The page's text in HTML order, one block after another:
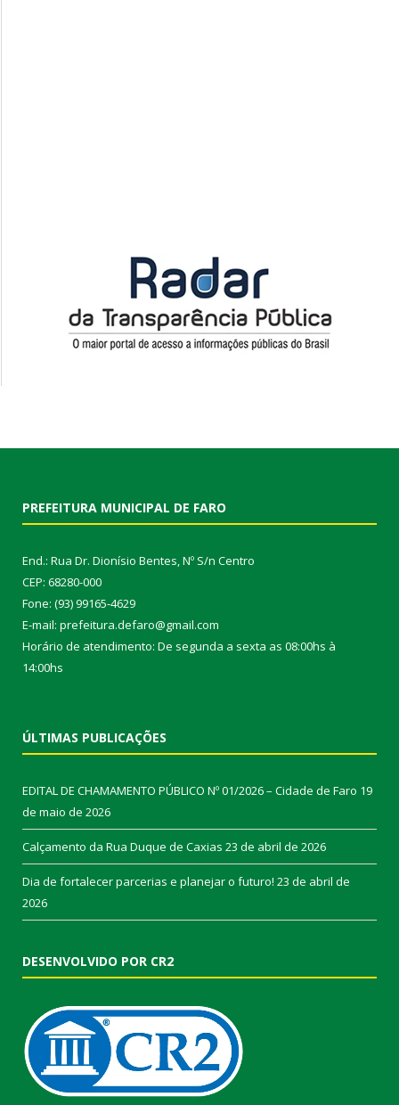
PREFEITURA MUNICIPAL DE FARO
End.: Rua Dr. Dionísio Bentes, Nº S/n Centro
CEP: 68280-000
Fone: (93) 99165-4629
E-mail: prefeitura.defaro@gmail.com
Horário de atendimento: De segunda a sexta as 08:00hs à
14:00hs
ÚLTIMAS PUBLICAÇÕES
EDITAL DE CHAMAMENTO PÚBLICO Nº 01/2026 – Cidade de Faro 19
de maio de 2026
Calçamento da Rua Duque de Caxias 23 de abril de 2026
Dia de fortalecer parcerias e planejar o futuro! 23 de abril de
2026
DESENVOLVIDO POR CR2